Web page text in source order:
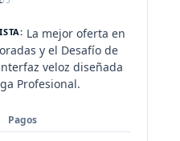
La mejor oferta en
y el Desafío de
veloz diseñada
Profesional.
Pagos